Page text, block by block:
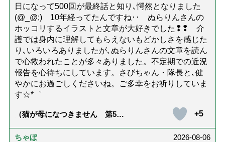
日になって500回が最終話と知り､愕然となりました
(@_@;) 10年経ってたんですね･･ ぬらりんさんの
ホッコリするイラストと文章が大好きでした❢❢ 介
護では身内に理解してもらえないもどかしさを感じた
り､いろいろありましたが､ぬらりんさんの文章を読ん
で心救われたことが多々ありました。不定期での近況
報告を心待ちにしています。さびちゃん・隊長と､健
やかにお過ごしくださいね。ご多幸をお祈りしていま
す☆*゜
（猫が母になつきません 第500
+5
ちゃぼ
2026-08-06